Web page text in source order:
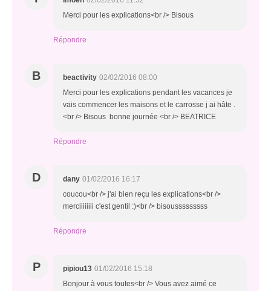
Merci pour les explications<br /> Bisous
Répondre
B beactivity 02/02/2016 08:00
Merci pour les explications pendant les vacances je
vais commencer les maisons et le carrosse j ai hâte .
<br /> Bisous bonne journée <br /> BEATRICE
Répondre
D dany 01/02/2016 16:17
coucou<br /> j'ai bien reçu les explications<br />
merciiiiiiii c'est gentil :)<br /> bisousssssssss
Répondre
P pipiou13 01/02/2016 15:18
Bonjour à vous toutes<br /> Vous avez aimé ce